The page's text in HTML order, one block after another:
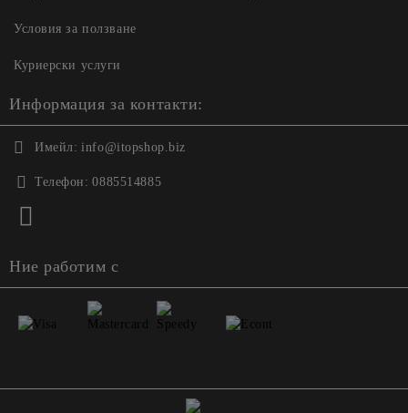
Условия за ползване
Куриерски услуги
Информация за контакти:
Имейл: info@itopshop.biz
Телефон: 0885514885
Ние работим с